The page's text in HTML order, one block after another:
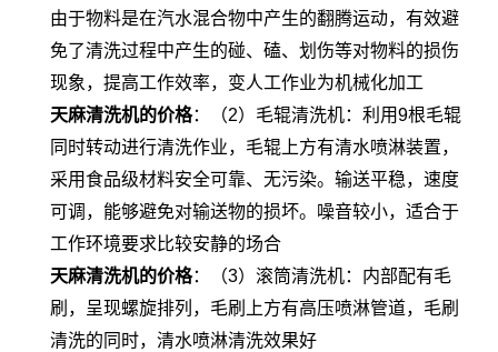
由于物料是在汽水混合物中产生的翻腾运动，有效避
免了清洗过程中产生的碰、磕、划伤等对物料的损伤
现象，提高工作效率，变人工作业为机械化加工
天麻清洗机的价格：（2）毛辊清洗机：利用9根毛辊
同时转动进行清洗作业，毛辊上方有清水喷淋装置，
采用食品级材料安全可靠、无污染。输送平稳，速度
可调，能够避免对输送物的损坏。噪音较小，适合于
工作环境要求比较安静的场合
天麻清洗机的价格：（3）滚筒清洗机：内部配有毛
刷，呈现螺旋排列，毛刷上方有高压喷淋管道，毛刷
清洗的同时，清水喷淋清洗效果好